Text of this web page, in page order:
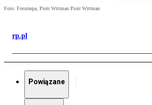
Foto: Fotorzepa, Piotr Wittman Piotr Wittman
rp.pl
Powiązane